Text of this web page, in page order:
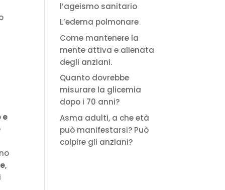
e
,
l’ageismo sanitario
L’edema polmonare
Come mantenere la
mente attiva e allenata
degli anziani.
Quanto dovrebbe
misurare la glicemia
dopo i 70 anni?
Asma adulti, a che età
può manifestarsi? Può
colpire gli anziani?